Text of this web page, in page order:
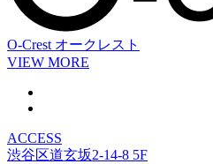
O-Crest オークレスト
VIEW MORE
ACCESS
渋谷区道玄坂2-14-8 5F